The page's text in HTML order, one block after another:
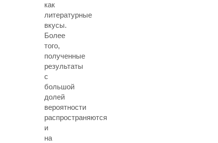
как
литературные
вкусы.
Более
того,
полученные
результаты
с
большой
долей
вероятности
распространяются
и
на